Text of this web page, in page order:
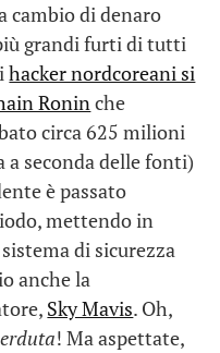
cambio di denaro
grandi furti di tutti
hacker nordcoreani si
Roninche
circa 625 milioni
seconda delle fonti)
è passato
mettendo in
di sicurezza
anche la
Sky Mavis. Oh,
! Ma aspettate,